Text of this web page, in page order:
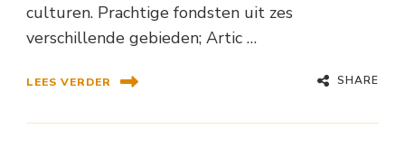
culturen. Prachtige fondsten uit zes
verschillende gebieden; Artic …
LEES VERDER SHARE